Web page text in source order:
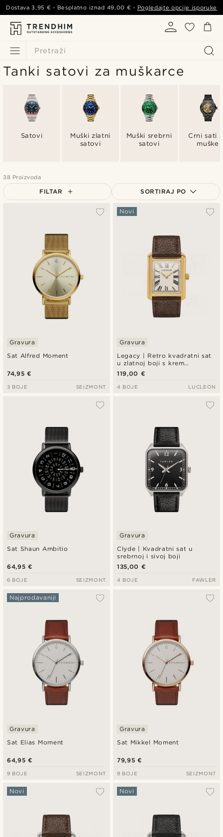
Pretraži
Dostava3,95 € - Besplatno iznad 49,00 € - Pogledajte opcije isporuke
Tanki satovi za muškarce
Satovi
Muški zlatni
satovi
Muški srebrni
satovi
Crni sati
muške
38 Proizvoda
FILTAR SORTIRAJ PO
Najpopularnije
Najniža cijena
Najviša cijena
Sat Alfred Moment
Gravura
74,95 €
3 BOJE SEIZMONT
Legacy | Retro kvadratni sat
u zlatnoj boji s krem
brojčanikom s rimskim
brojevima i tamnosmeđim
kožnim remenom
Novi
Gravura
119,00 €
4 BOJE LUCLEON
Sat Shaun Ambitio
Gravura
64,95 €
6 BOJE SEIZMONT
Clyde | Kvadratni sat u
srebrnoj i sivoj boji
Gravura
135,00 €
4 BOJE FAWLER
Sat Elias Moment
Najprodavaniji
Gravura
64,95 €
9 BOJE SEIZMONT
Sat Mikkel Moment
Gravura
79,95 €
9 BOJE SEIZMONT
Novi Novi